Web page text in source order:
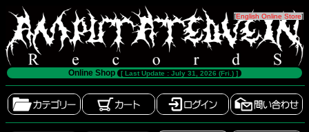
[English Online Store]
Online Shop [ Last Update : July 31, 2026 (Fri.) ]